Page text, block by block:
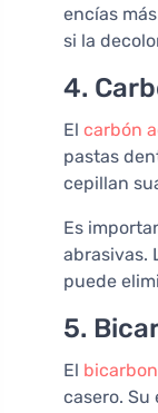
encías
si la
4.
El carbón
pastas
cepillan
Es
abrasivas.
puede
5.
El
casero.